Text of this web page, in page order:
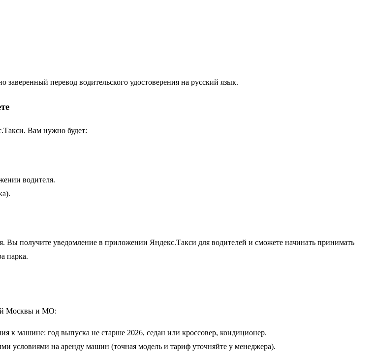
перевод водительского удостоверения на русский язык.
Вам нужно будет:
водителя.
Вы получите уведомление в приложении Яндекс.Такси для водителей и сможете начинать принимать
парка.
Москвы и МО:
к машине: год выпуска не старше 2026, седан или кроссовер, кондиционер.
условиями на аренду машин (точная модель и тариф уточняйте у менеджера).